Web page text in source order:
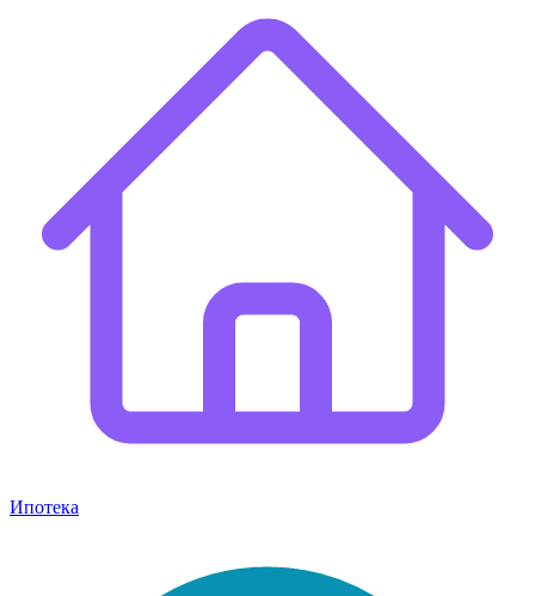
Ипотека